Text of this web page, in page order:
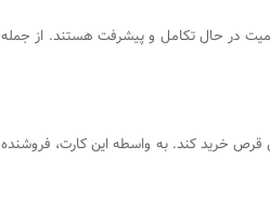
در حال تکامل و پیشرفت هستند. از جمله
خرید کند. به واسطه این کارت، فروشنده